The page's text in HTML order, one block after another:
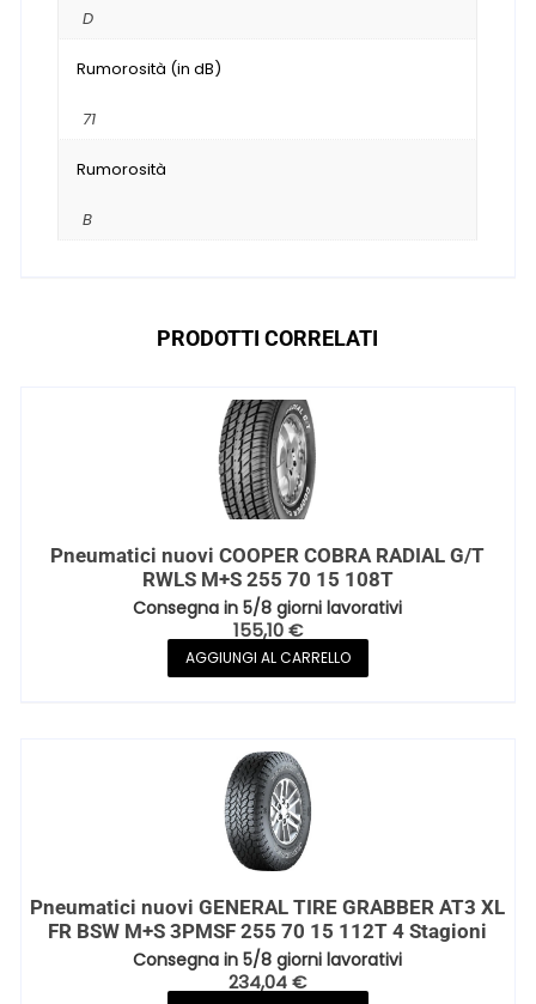
D
Rumorosità (in dB)
71
Rumorosità
B
PRODOTTI CORRELATI
Pneumatici nuovi COOPER COBRA RADIAL G/T
RWLS M+S 255 70 15 108T
Consegna in 5/8 giorni lavorativi
155,10€
AGGIUNGI AL CARRELLO
Pneumatici nuovi GENERAL TIRE GRABBER AT3 XL
FR BSW M+S 3PMSF 255 70 15 112T 4 Stagioni
Consegna in 5/8 giorni lavorativi
234,04€